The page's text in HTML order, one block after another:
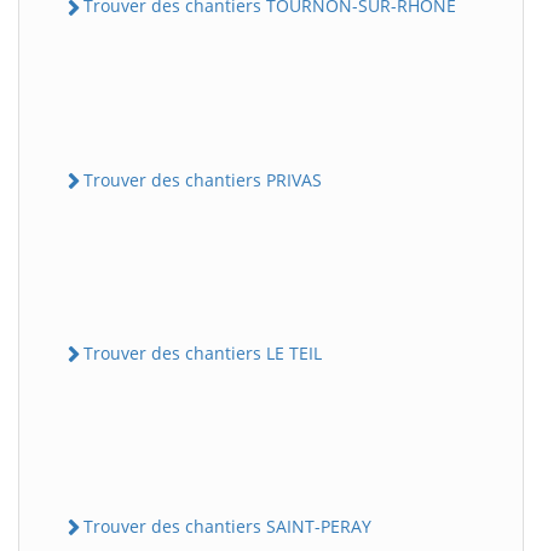
Trouver des chantiers TOURNON-SUR-RHONE
Trouver des chantiers PRIVAS
Trouver des chantiers LE TEIL
Trouver des chantiers SAINT-PERAY